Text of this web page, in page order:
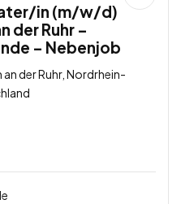
in (m/w/d)
der Ruhr –
– Nebenjob
der Ruhr, Nordrhein-